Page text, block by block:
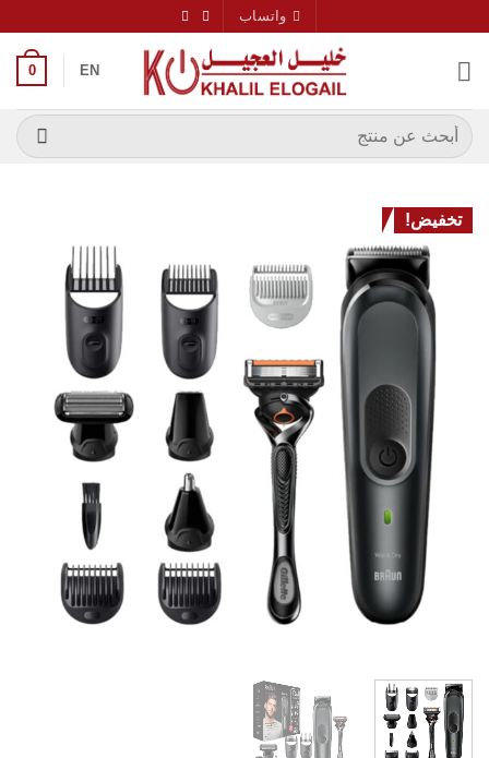
واتساب
EN
0
البحث
عن:
تخفيض!